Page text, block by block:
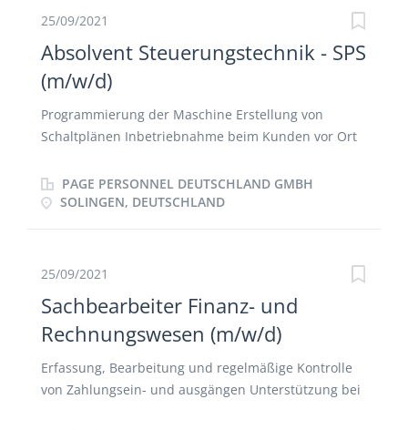
25/09/2021
Absolvent Steuerungstechnik - SPS
(m/w/d)
Programmierung der Maschine Erstellung von
Schaltplänen Inbetriebnahme beim Kunden vor Ort
des Kunden vor Ort
PAGE PERSONNEL DEUTSCHLAND GMBH
SOLINGEN, DEUTSCHLAND
25/09/2021
Sachbearbeiter Finanz- und
Rechnungswesen (m/w/d)
Erfassung, Bearbeitung und regelmäßige Kontrolle
von Zahlungsein- und ausgängen Unterstützung bei